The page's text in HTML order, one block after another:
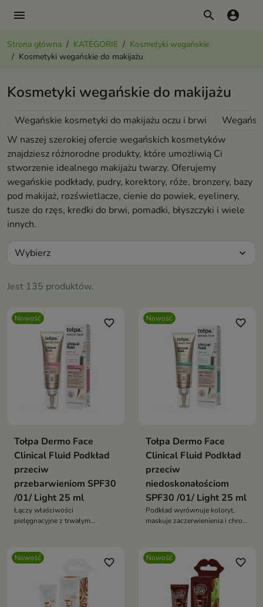
menu search account_circle
Strona główna KATEGORIE
Kosmetyki wegańskie
Kosmetyki wegańskie do makijażu
Kosmetyki wegańskie do makijażu
Wegańskie kosmetyki do makijażu oczu i brwi
W naszej szerokiej ofercie wegańskich kosmetyków
znajdziesz różnorodne produkty, które umożliwią Ci
stworzenie idealnego makijażu twarzy. Oferujemy
wegańskie podkłady, pudry, korektory, róże, bronzery, bazy
pod makijaż, rozświetlacze, cienie do powiek, eyelinery,
tusze do rzęs, kredki do brwi, pomadki, błyszczyki i wiele
innych.
Jest 135 produktów.
Wybierz expand_more
Nowość favorite_border
Tołpa Dermo Face
Clinical Fluid Podkład
przeciw
przebarwieniom SPF30
/01/ Light 25 ml
Łączy właściwości
pielęgnacyjne z trwałym
zaczerwienienia i drobne
niedoskonałości
Nowość favorite_border
Tołpa Dermo Face
Clinical Fluid Podkład
przeciw
niedoskonałościom
SPF30 /01/ Light 25 ml
Podkład wyrównuje koloryt,
maskuje zaczerwienienia i chroni
Nowość
favorite_border Nowość favorite_border